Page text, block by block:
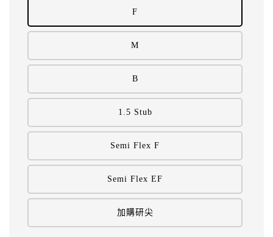
F
M
B
1.5 Stub
Semi Flex F
Semi Flex EF
加購研尖